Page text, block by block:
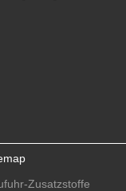
Zusatzstoffe